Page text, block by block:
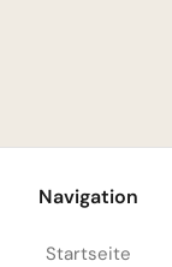
Navigation
Startseite